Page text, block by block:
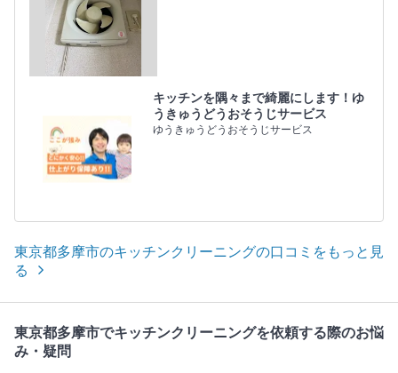
キッチンを隅々まで綺麗にします！ゆ
うきゅうどうおそうじサービス
ゆうきゅうどうおそうじサービス
東京都多摩市のキッチンクリーニングの口コミをもっと見
る
東京都多摩市でキッチンクリーニングを依頼する際のお悩
み・疑問